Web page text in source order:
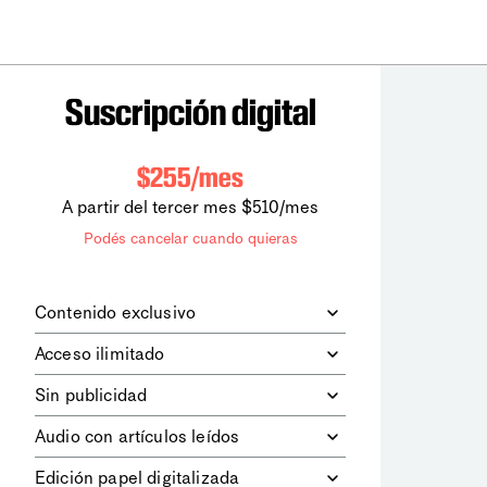
Suscripción digital
$255/mes
A partir del tercer mes $510/mes
Podés cancelar cuando quieras
Contenido exclusivo
digitales dela diaria
los contenidos de Le Monde
diplomatique.
Acceso ilimitado
contenidos.
Sin publicidad
publicitarios.
Audio con artículos leídos
Edición papel digitalizada